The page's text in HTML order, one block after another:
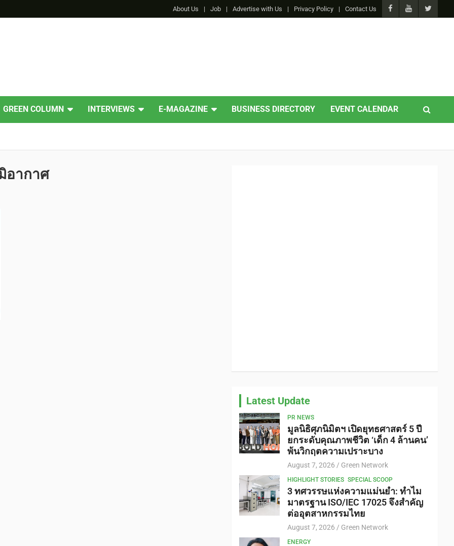
About Us Job Advertise with Us Privacy Policy Contact Us
GREEN COLUMN INTERVIEWS E-MAGAZINE BUSINESS DIRECTORY EVENT CALENDAR
อากาศ
Latest Update
PR NEWS
มูลนิธิศุภนิมิตฯ เปิดยุทธศาสตร์ 5 ปี
ยกระดับคุณภาพชีวิต ‘เด็ก 4 ล้านคน’
พ้นวิกฤตความเปราะบาง
August 7, 2026 Green Network
HIGHLIGHT STORIES SPECIAL SCOOP
3 ทศวรรษแห่งความแม่นยำ: ทำไม
มาตรฐาน ISO/IEC 17025 จึงสำคัญ
ต่ออุตสาหกรรมไทย
August 7, 2026 Green Network
ENERGY